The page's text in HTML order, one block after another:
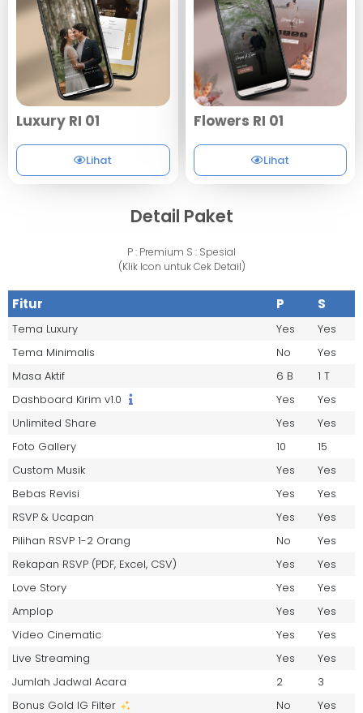
Luxury RI 01
Lihat
Flowers RI 01
Lihat
Detail Paket
P : Premium S : Spesial
(Klik Icon untuk Cek Detail)
Fitur P S
Tema Luxury Yes
Yes
Tema Minimalis
No
Yes
Masa Aktif
6 B
1 T
Dashboard Kirim v1.0
Yes
Yes
Unlimited Share
Yes
Yes
Foto Gallery
10
15
Custom Musik
Yes
Yes
Bebas Revisi
Yes
Yes
RSVP & Ucapan
Yes
Yes
Pilihan RSVP 1-2 Orang
No
Yes
Rekapan RSVP (PDF, Excel, CSV)
Yes
Yes
Love Story
Yes
Yes
Amplop
Yes
Yes
Video Cinematic
Yes
Yes
Live Streaming
Yes
Yes
Jumlah Jadwal Acara
2
3
Bonus Gold IG Filter
No Yes